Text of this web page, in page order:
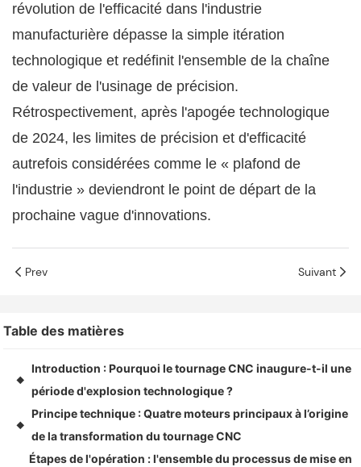
révolution de l'efficacité dans l'industrie
manufacturière dépasse la simple itération
technologique et redéfinit l'ensemble de la chaîne
de valeur de l'usinage de précision.
Rétrospectivement, après l'apogée technologique
de 2024, les limites de précision et d'efficacité
autrefois considérées comme le « plafond de
l'industrie » deviendront le point de départ de la
prochaine vague d'innovations.
Prev Suivant
Table des matières
◆
Introduction : Pourquoi le tournage CNC inaugure-t-il une
période d'explosion technologique ?
◆
Principe technique : Quatre moteurs principaux à l’origine
de la transformation du tournage CNC
Étapes de l'opération : l'ensemble du processus de mise en